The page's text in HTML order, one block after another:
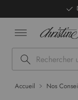
Rechercher
Accueil Nos